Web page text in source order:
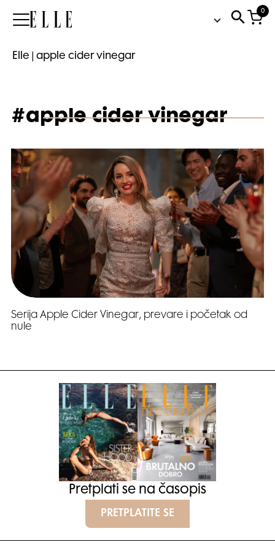
Elle
0
Elle apple cider vinegar
#apple cider vinegar
Serija Apple Cider Vinegar, prevare i početak od
nule
Pretplati se na časopis
PRETPLATITE SE